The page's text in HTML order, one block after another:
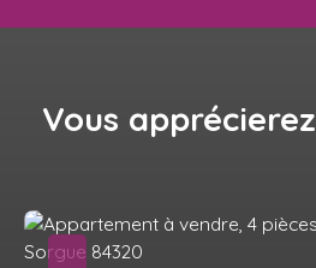
Vous apprécierez